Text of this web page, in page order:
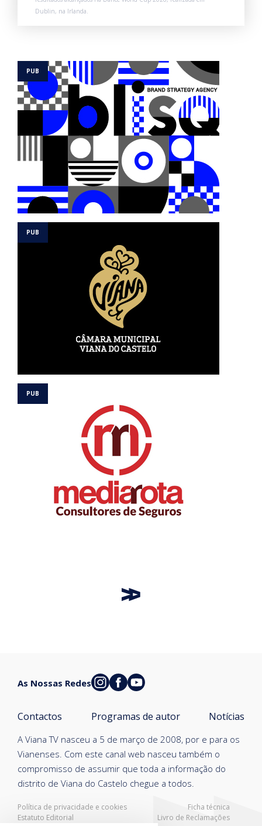
Dublin, na Irlanda.
Política de privacidade e cookies
Ficha técnica
Estatuto Editorial
Livro de Reclamações
A Viana TV nasceu a 5 de março de 2008, por e para os
Vianenses. Com este canal web nasceu também o
compromisso de assumir que toda a informação do
distrito de Viana do Castelo chegue a todos.
Contactos Programas de autor Notícias
As Nossas Redes